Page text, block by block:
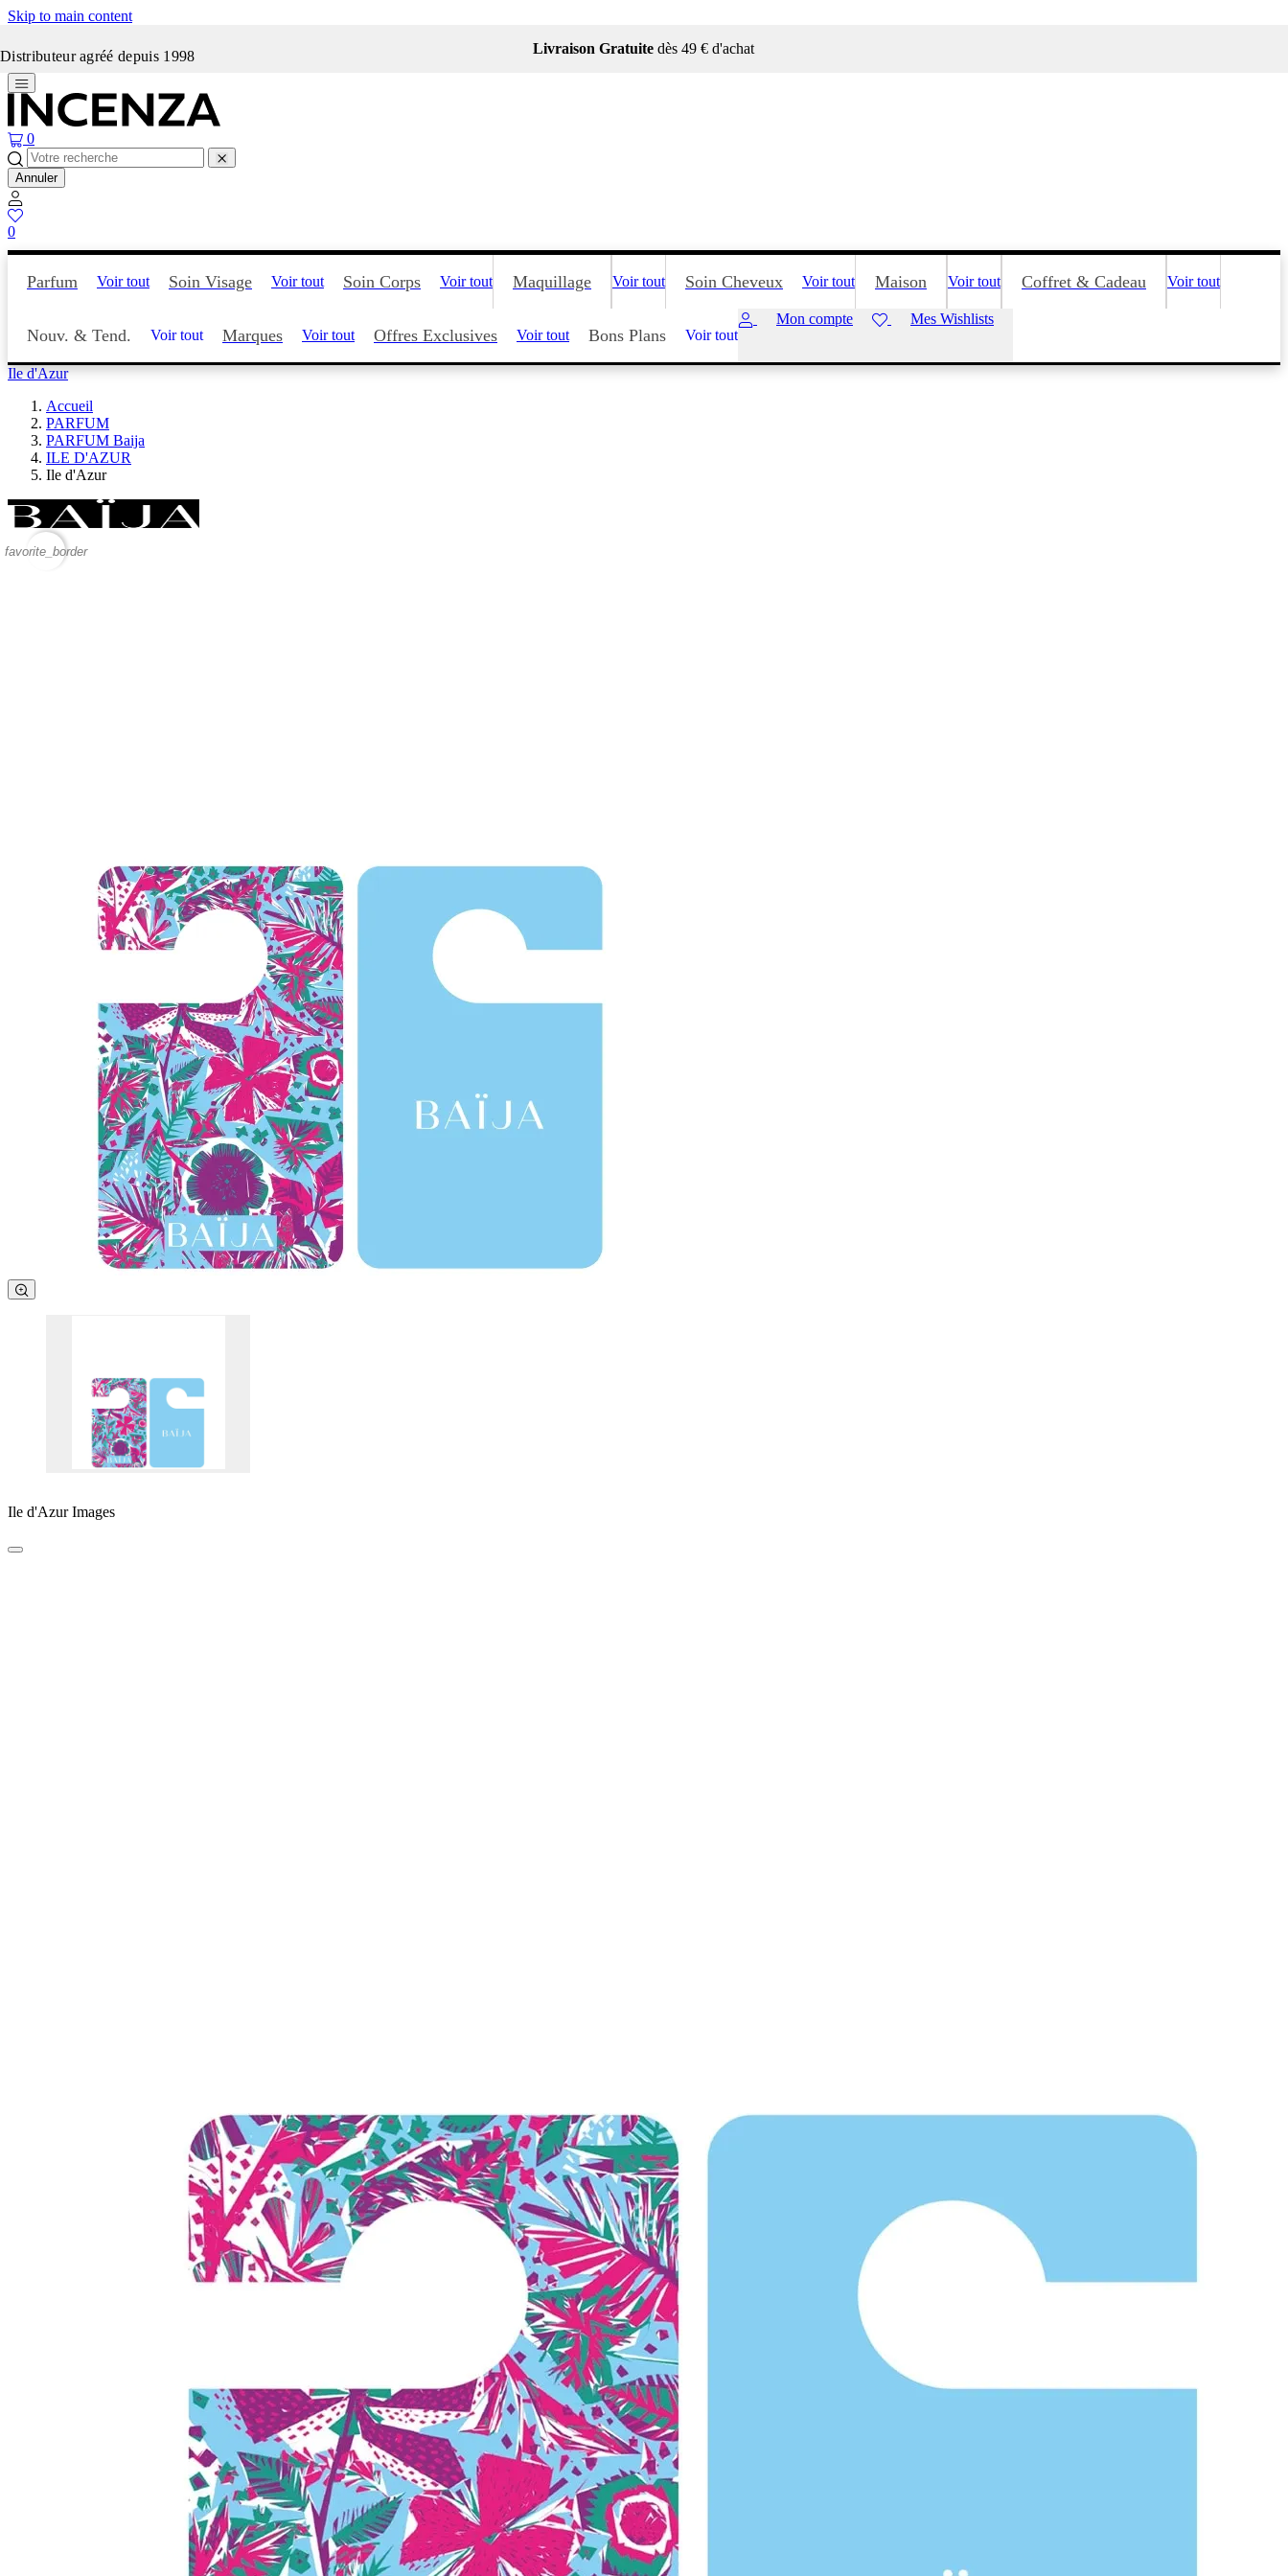
Skip to main content
Distributeur agréé depuis 1998Incenza fait peau neuve Livraison Gratuitedès 49 € d'achat
0
Annuler
0
Parfum Voir tout Soin Visage Voir tout Soin Corps Voir tout Maquillage Voir tout Soin Cheveux Voir tout Maison Voir tout Coffret & Cadeau Voir tout
Nouv. & Tend. Voir tout Marques Voir tout Offres Exclusives Voir tout Bons Plans Voir tout
Mon compte Mes Wishlists
Ile d'Azur
Accueil
PARFUM
PARFUM Baija
ILE D'AZUR
Ile d'Azur
favorite_border
Ile d'Azur Images